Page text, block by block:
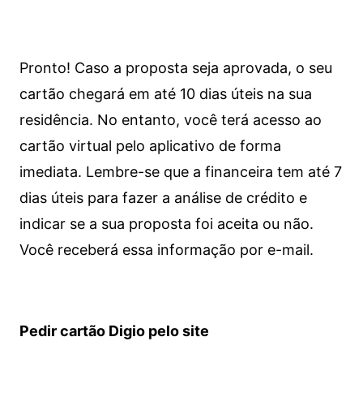
Pronto! Caso a proposta seja aprovada, o seu
cartão chegará em até 10 dias úteis na sua
residência. No entanto, você terá acesso ao
cartão virtual pelo aplicativo de forma
imediata. Lembre-se que a financeira tem até 7
dias úteis para fazer a análise de crédito e
indicar se a sua proposta foi aceita ou não.
Você receberá essa informação por e-mail.
Pedir cartão Digio pelo site